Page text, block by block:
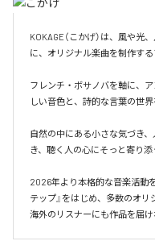
KOKAGE（こかげ）は、風や
に、オリジナル楽曲を制作する
フレンチ・ボサノバを軸に、
しい音色と、詩的な言葉の世
自然の中にある小さな気づき
き、聴く人の心にそっと寄り添
2026年より本格的な音楽活動を
テップ』をはじめ、多数のオ
海外のリスナーにも作品を届け